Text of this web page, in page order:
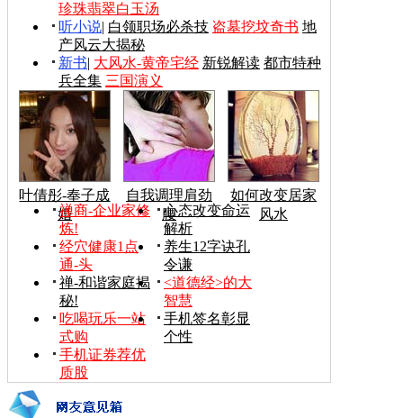
珍珠翡翠白玉汤
听小说| 白领职场必杀技 盗墓挖坟奇书 地
产风云大揭秘
新书| 大风水-黄帝宅经 新锐解读 都市特种
兵全集 三国演义
叶倩彤-奉子成
婚
自我调理肩劲
腰
如何改变居家
风水
禅商-企业家修
炼!
心态改变命运
解析
经穴健康1点
通-头
养生12字诀孔
令谦
禅-和谐家庭揭
秘!
<道德经>的大
智慧
吃喝玩乐一站
式购
手机签名彰显
个性
手机证券荐优
质股